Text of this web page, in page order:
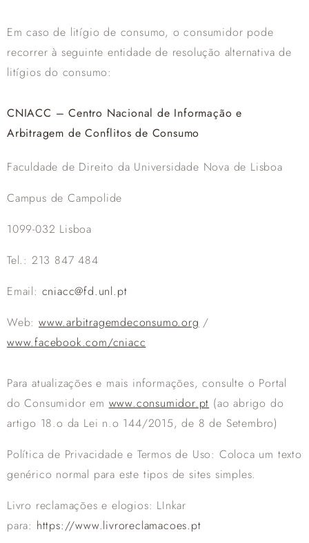
Em caso de litígio de consumo, o consumidor pode
recorrer à seguinte entidade de resolução alternativa de
litígios do consumo:
CNIACC – Centro Nacional de Informação e
Arbitragem de Conflitos de Consumo
Faculdade de Direito da Universidade Nova de Lisboa
Campus de Campolide
1099-032 Lisboa
Tel.: 213 847 484
Email: cniacc@fd.unl.pt
Web: www.arbitragemdeconsumo.org /
www.facebook.com/cniacc
Para atualizações e mais informações, consulte o Portal
do Consumidor em www.consumidor.pt (ao abrigo do
artigo 18.o da Lei n.o 144/2015, de 8 de Setembro)
Política de Privacidade e Termos de Uso: Coloca um texto
genérico normal para este tipos de sites simples.
Livro reclamações e elogios: LInkar
para: https://www.livroreclamacoes.pt